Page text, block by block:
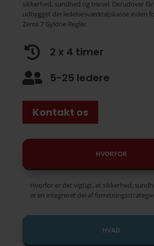
sikkerhed, sundhed og trivsel. Derudover
udbygget din ledelsesværktøjskasse inden
Zeros 7 Gyldne Regler.
 2 x 4 timer
 5-25 ledere
Kontakt os
HVORFOR
Hvorfor er det vigtigt, at sikkerhed,
er en integreret del af
HVAD